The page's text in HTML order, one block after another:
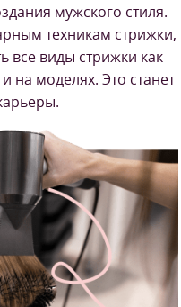
мужского стиля.
техникам стрижки,
все виды стрижки как
на моделях. Это станет